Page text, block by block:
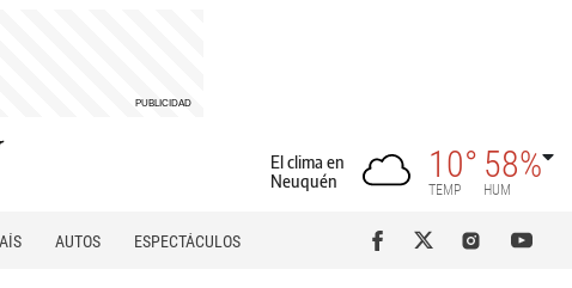
El clima en
Neuquén
10°
TEMP
58%
HUM
AUTOS
ESPECTÁCULOS